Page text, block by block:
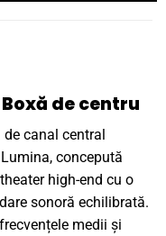
de centru
canal central
concepută
high-end cu o
sonoră echilibrată.
medii și